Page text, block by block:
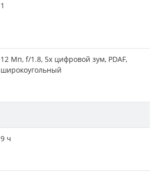
1
12 Мп, f/1.8, 5х цифровой зум, PDAF,
широкоугольный
9 ч